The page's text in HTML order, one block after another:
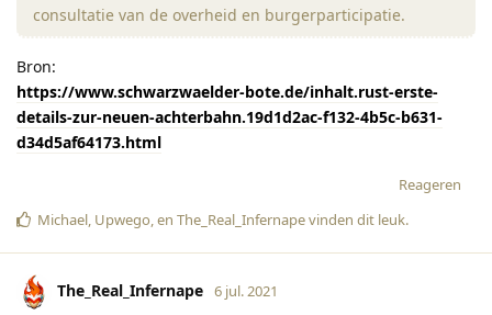
consultatie van de overheid en burgerparticipatie.
Bron:
https://www.schwarzwaelder-bote.de/inhalt.rust-erste-
details-zur-neuen-achterbahn.19d1d2ac-f132-4b5c-b631-
d34d5af64173.html
Reageren
Michael, Upwego, en The_Real_Infernapevinden dit leuk.
The_Real_Infernape 6 jul. 2021